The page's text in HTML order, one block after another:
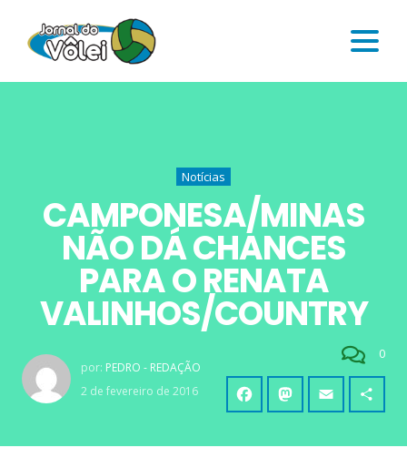
Notícias
CAMPONESA/MINAS
NÃO DÁ CHANCES
PARA O RENATA
VALINHOS/COUNTRY
por: PEDRO - REDAÇÃO
2 de fevereiro de 2016
0